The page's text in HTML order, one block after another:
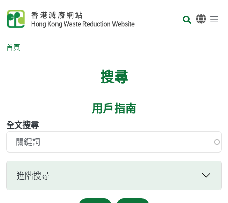
Body
首頁
搜尋
用戶指南
全文搜尋
進階搜尋